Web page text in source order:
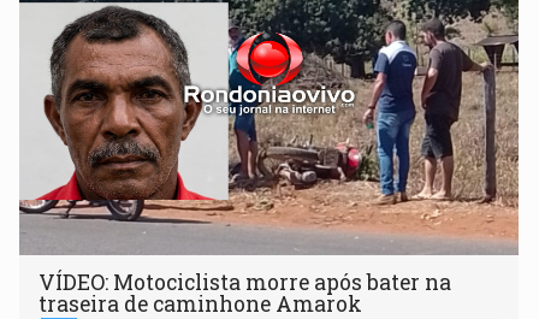
VÍDEO: Motociclista morre após bater na
traseira de caminhone Amarok